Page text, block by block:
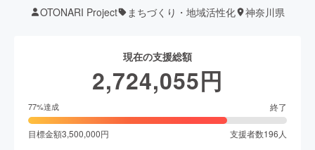
OTONARI Project まちづくり・地域活性化 神奈川県
現在の支援総額
2,724,055円
77%達成 終了
目標金額3,500,000円 支援者数196 人